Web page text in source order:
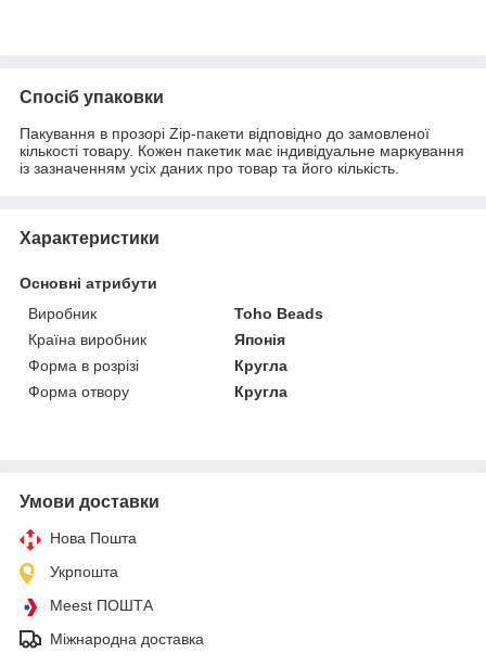
Спосіб упаковки
Пакування в прозорі Zip-пакети відповідно до замовленої
кількості товару. Кожен пакетик має індивідуальне маркування
із зазначенням усіх даних про товар та його кількість.
Характеристики
Основні атрибути
Виробник
Toho Beads
Країна виробник
Японія
Форма в розрізі
Кругла
Форма отвору
Кругла
Умови доставки
Нова Пошта
Укрпошта
Meest ПОШТА
Міжнародна доставка